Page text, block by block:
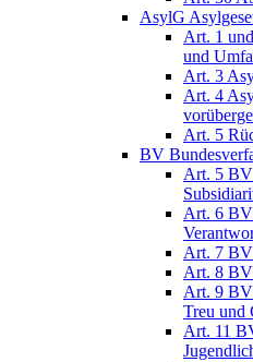
AsylG
Art. 1
und
Art. 3
Art. 4
Art. 5
BV
Art. 5
Art. 6 BV
Art. 7
Art. 8 BV
Art. 9 BV
Treu und
Art. 11